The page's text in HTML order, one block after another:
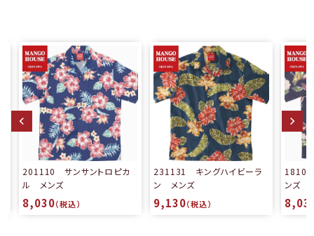
231131 キングハイビーラ
ン メンズ
9,130（税込）
181064 楽園ハイビー メ
ンズ
8,030（税込）